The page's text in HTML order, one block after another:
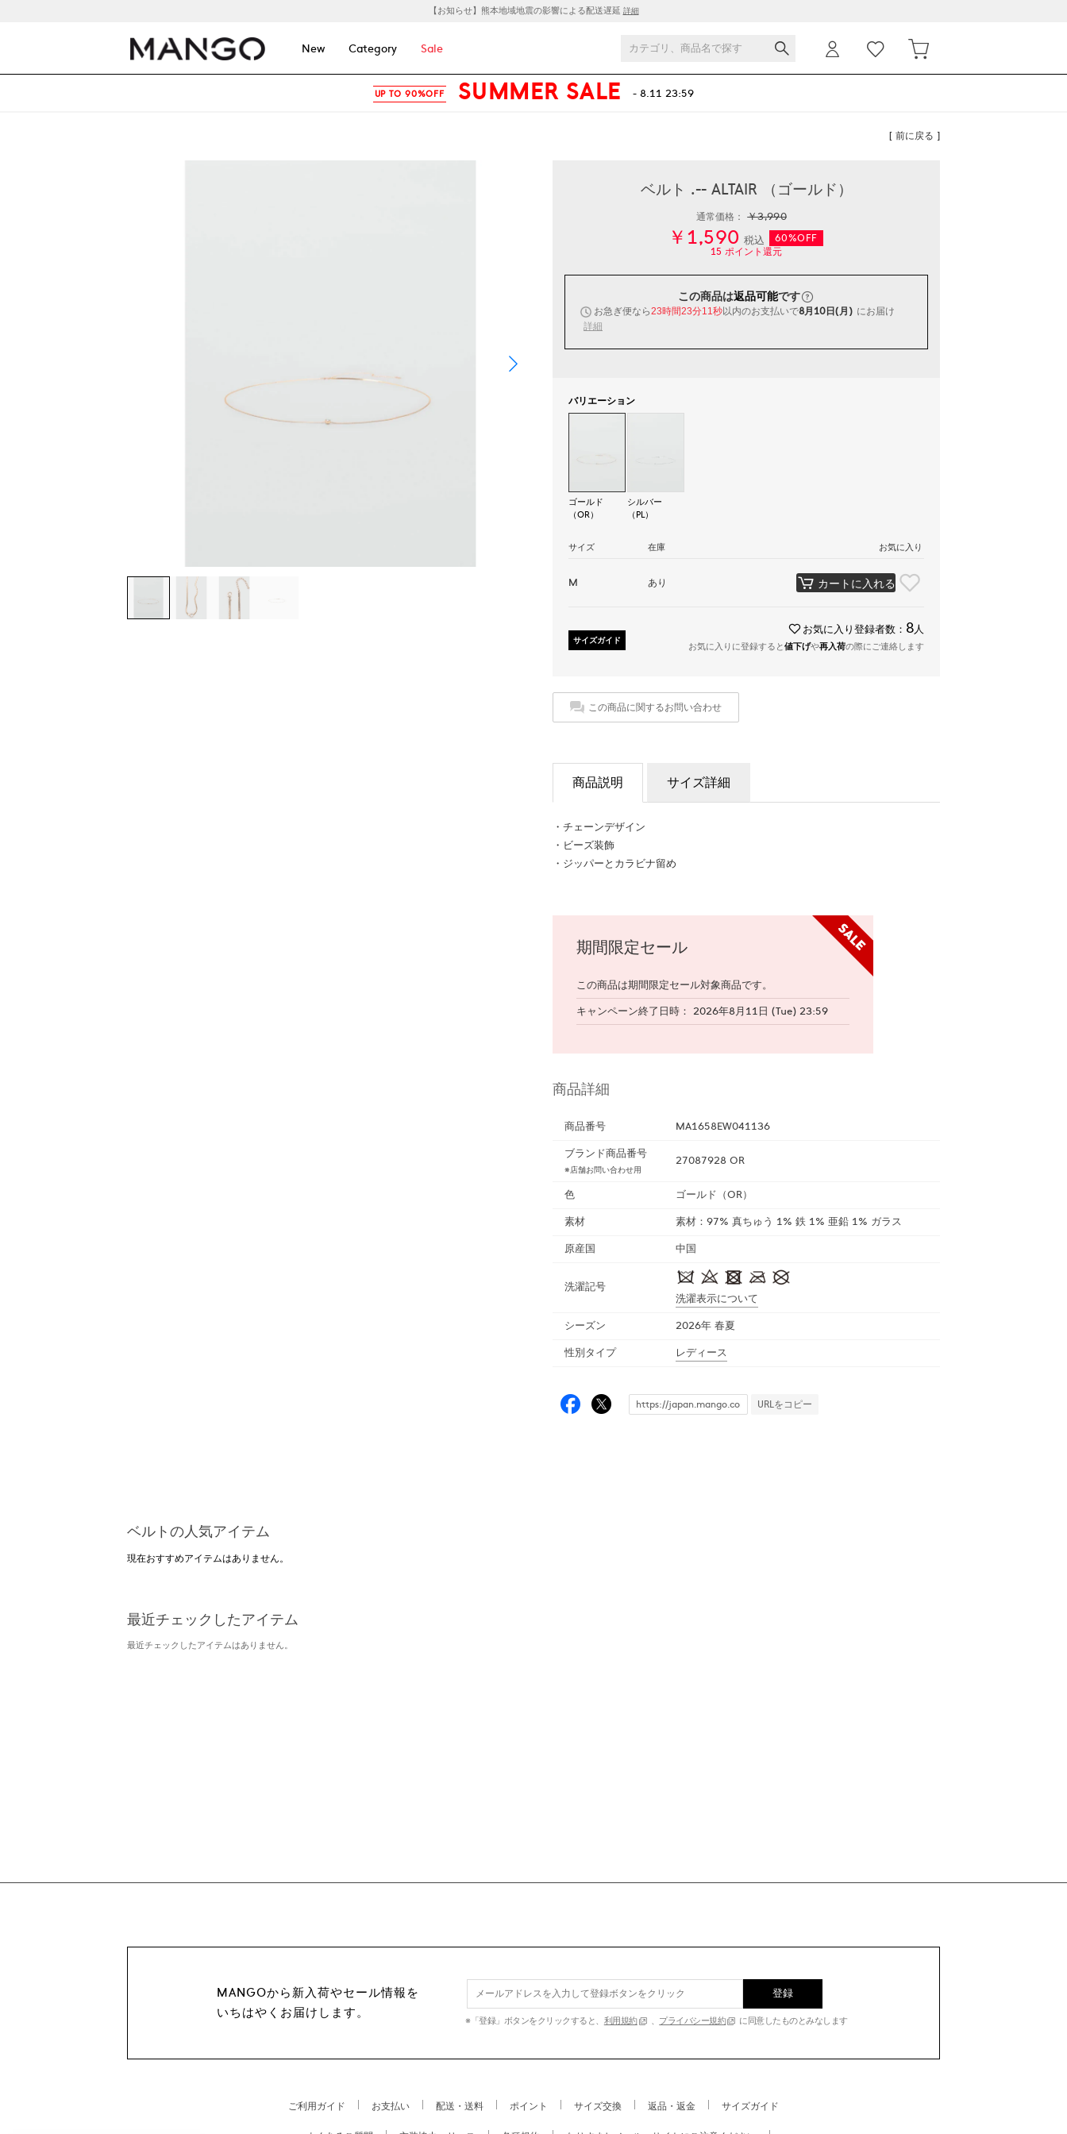
【お知らせ】熊本地域地震の影響による配送遅延 詳細
New Category Sale
UP TO 90%OFF SUMMER SALE - 8.11 23:59
[ 前に戻る ]
ベルト .-- ALTAIR （ゴールド）
通常価格：￥3,990
￥1,590 税込
60%OFF
15 ポイント還元
この商品は返品可能です
お急ぎ便なら23時間23分10秒以内のお支払いで8月10日(月) にお届け
詳細
バリエーション
ゴールド
（OR）
シルバー
（PL）
サイズ 在庫 お気に入り
M あり カートに入れる
サイズガイド
お気に入り登録者数： 8 人
お気に入りに登録すると値下げや再入荷の際にご連絡します
この商品に関するお問い合わせ
商品説明 サイズ詳細
・チェーンデザイン
・ビーズ装飾
・ジッパーとカラビナ留め
期間限定セール
この商品は期間限定セール対象商品です。
キャンペーン終了日時
2026年8月11日 (Tue) 23:59
商品詳細
商品番号
MA1658EW041136
ブランド商品番号
※店舗お問い合わせ用
27087928 OR
色
ゴールド（OR）
素材
素材：97% 真ちゅう 1% 鉄 1% 亜鉛 1% ガラス
原産国
中国
洗濯記号
洗濯表示について
シーズン
2026年 春夏
性別タイプ
レディース
URLをコピー
ベルトの人気アイテム
現在おすすめアイテムはありません。
最近チェックしたアイテム
最近チェックしたアイテムはありません。
MANGOから新入荷やセール情報を
いちはやくお届けします。
登録
※「登録」ボタンをクリックすると、 利用規約 、 プライバシー規約 に同意したものとみなします
ご利用ガイド お支払い 配送・送料 ポイント サイズ交換 返品・返金 サイズガイド